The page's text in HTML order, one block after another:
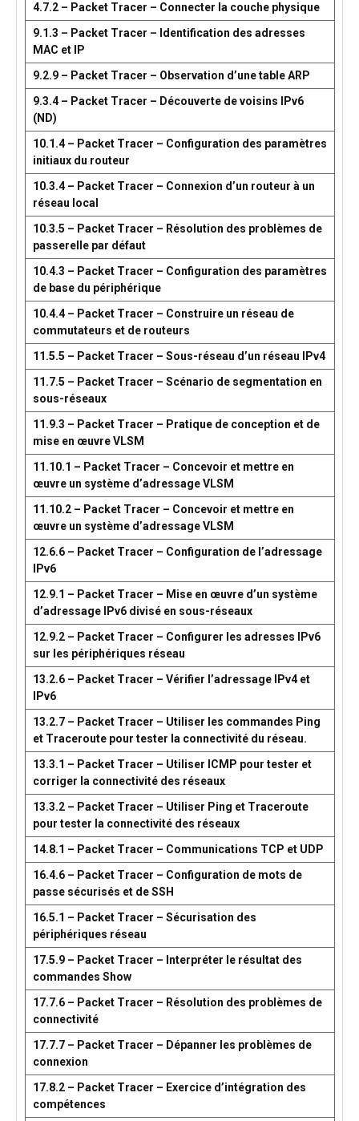
4.7.2 – Packet Tracer – Connecter la couche physique
9.1.3 – Packet Tracer – Identification des adresses
MAC et IP
9.2.9 – Packet Tracer – Observation d’une table ARP
9.3.4 – Packet Tracer – Découverte de voisins IPv6
(ND)
10.1.4 – Packet Tracer – Configuration des paramètres
initiaux du routeur
10.3.4 – Packet Tracer – Connexion d’un routeur à un
réseau local
10.3.5 – Packet Tracer – Résolution des problèmes de
passerelle par défaut
10.4.3 – Packet Tracer – Configuration des paramètres
de base du périphérique
10.4.4 – Packet Tracer – Construire un réseau de
commutateurs et de routeurs
11.5.5 – Packet Tracer – Sous-réseau d’un réseau IPv4
11.7.5 – Packet Tracer – Scénario de segmentation en
sous-réseaux
11.9.3 – Packet Tracer – Pratique de conception et de
mise en œuvre VLSM
11.10.1 – Packet Tracer – Concevoir et mettre en
œuvre un système d’adressage VLSM
11.10.2 – Packet Tracer – Concevoir et mettre en
œuvre un système d’adressage VLSM
12.6.6 – Packet Tracer – Configuration de l’adressage
IPv6
12.9.1 – Packet Tracer – Mise en œuvre d’un système
d’adressage IPv6 divisé en sous-réseaux
12.9.2 – Packet Tracer – Configurer les adresses IPv6
sur les périphériques réseau
13.2.6 – Packet Tracer – Vérifier l’adressage IPv4 et
IPv6
13.2.7 – Packet Tracer – Utiliser les commandes Ping
et Traceroute pour tester la connectivité du réseau.
13.3.1 – Packet Tracer – Utiliser ICMP pour tester et
corriger la connectivité des réseaux
13.3.2 – Packet Tracer – Utiliser Ping et Traceroute
pour tester la connectivité des réseaux
14.8.1 – Packet Tracer – Communications TCP et UDP
16.4.6 – Packet Tracer – Configuration de mots de
passe sécurisés et de SSH
16.5.1 – Packet Tracer – Sécurisation des
périphériques réseau
17.5.9 – Packet Tracer – Interpréter le résultat des
commandes Show
17.7.6 – Packet Tracer – Résolution des problèmes de
connectivité
17.7.7 – Packet Tracer – Dépanner les problèmes de
connexion
17.8.2 – Packet Tracer – Exercice d’intégration des
compétences